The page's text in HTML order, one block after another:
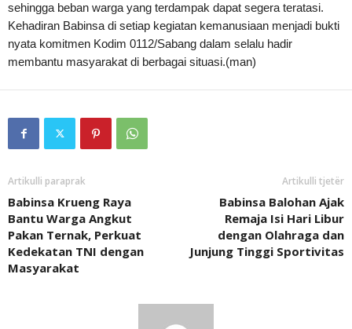
sehingga beban warga yang terdampak dapat segera teratasi.
Kehadiran Babinsa di setiap kegiatan kemanusiaan menjadi bukti
nyata komitmen Kodim 0112/Sabang dalam selalu hadir
membantu masyarakat di berbagai situasi.(man)
Artikulli paraprak
Babinsa Krueng Raya
Bantu Warga Angkut
Pakan Ternak, Perkuat
Kedekatan TNI dengan
Masyarakat
Artikulli tjetër
Babinsa Balohan Ajak
Remaja Isi Hari Libur
dengan Olahraga dan
Junjung Tinggi Sportivitas